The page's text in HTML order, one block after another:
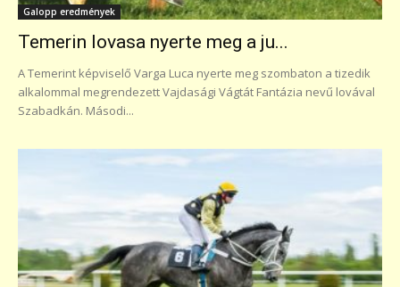
Galopp eredmények
Temerin lovasa nyerte meg a ju...
A Temerint képviselő Varga Luca nyerte meg szombaton a tizedik
alkalommal megrendezett Vajdasági Vágtát Fantázia nevű lovával
Szabadkán. Másodi...